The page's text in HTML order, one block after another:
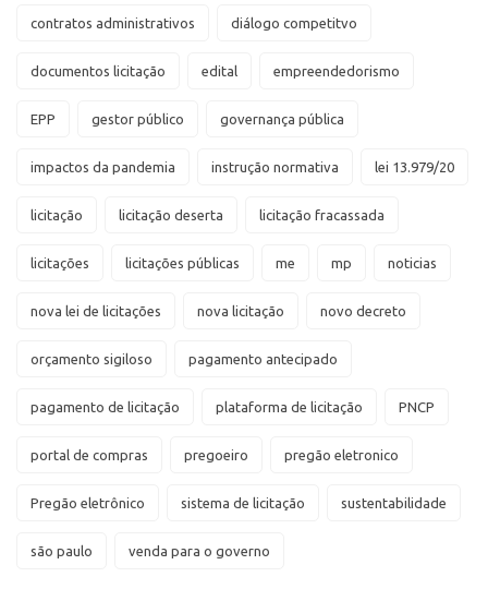
contratos administrativos diálogo competitvo
documentos licitação edital empreendedorismo
EPP gestor público governança pública
impactos da pandemia instrução normativa lei 13.979/20
licitação licitação deserta licitação fracassada
licitações licitações públicas me mp noticias
nova lei de licitações nova licitação novo decreto
orçamento sigiloso pagamento antecipado
pagamento de licitação plataforma de licitação PNCP
portal de compras pregoeiro pregão eletronico
Pregão eletrônico sistema de licitação sustentabilidade
são paulo venda para o governo